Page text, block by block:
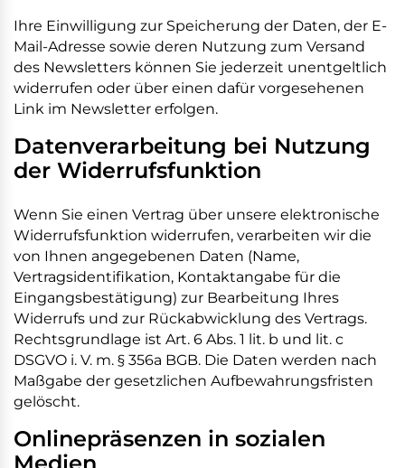
Ihre Einwilligung zur Speicherung der Daten, der E-
Mail-Adresse sowie deren Nutzung zum Versand
des Newsletters können Sie jederzeit unentgeltlich
widerrufen oder über einen dafür vorgesehenen
Link im Newsletter erfolgen.
Datenverarbeitung bei Nutzung
der Widerrufsfunktion
Wenn Sie einen Vertrag über unsere elektronische
Widerrufsfunktion widerrufen, verarbeiten wir die
von Ihnen angegebenen Daten (Name,
Vertragsidentifikation, Kontaktangabe für die
Eingangsbestätigung) zur Bearbeitung Ihres
Widerrufs und zur Rückabwicklung des Vertrags.
Rechtsgrundlage ist Art. 6 Abs. 1 lit. b und lit. c
DSGVO i. V. m. § 356a BGB. Die Daten werden nach
Maßgabe der gesetzlichen Aufbewahrungsfristen
gelöscht.
Onlinepräsenzen in sozialen